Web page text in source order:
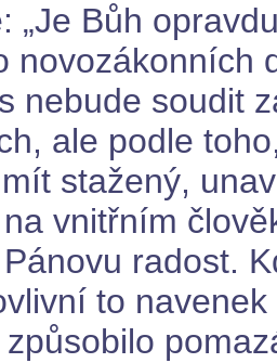
„Je Bůh
novozákonních
nebude soudit
ale podle
stažený,
vnitřním
radost.
to